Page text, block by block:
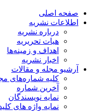
صفحه اصلی
اطلاعات نشریه
درباره نشریه
هیات تحریریه
اهداف و زمینه‌ها
اخبار نشریه
آرشیو مجله و مقالات
کلیه شماره‌های
آخرین شماره
نمایه نویسندگان
نمایه واژه های